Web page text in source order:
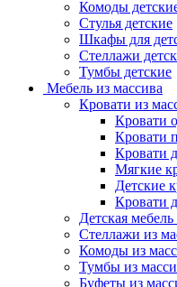
Комоды
Стулья детские
Шкафы для
Стеллажи
Тумбы детские
Мебель из массива
Кровати из
Кровати
Кровати
Кровати
Мягкие
Детские
Кровати
Детская
Стеллажи из
Комоды из
Тумбы из
Буфеты из